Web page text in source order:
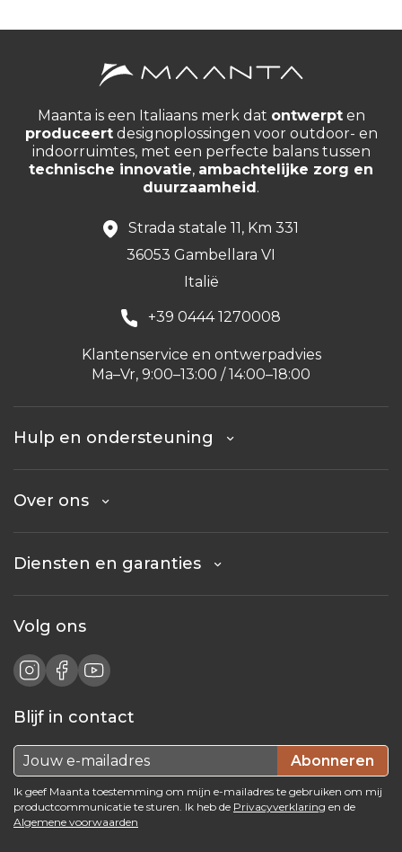
Maanta is een Italiaans merk dat ontwerpten
produceertdesignoplossingen voor outdoor- en
indoorruimtes, met een perfecte balans tussen
technische innovatie, ambachtelijke zorg en
duurzaamheid .
Strada statale 11, Km 331
36053 Gambellara VI
Italië
+39 0444 1270008
Klantenservice en ontwerpadvies
Ma–Vr, 9:00–13:00 / 14:00–18:00
Hulp en ondersteuning
Over ons
Diensten en garanties
Volg ons
Blijf in contact
Abonneren
Ik geef Maanta toestemming om mijn e-mailadres te gebruiken om mij
productcommunicatie te sturen. Ik heb de Privacyverklaring en de
Algemene voorwaarden